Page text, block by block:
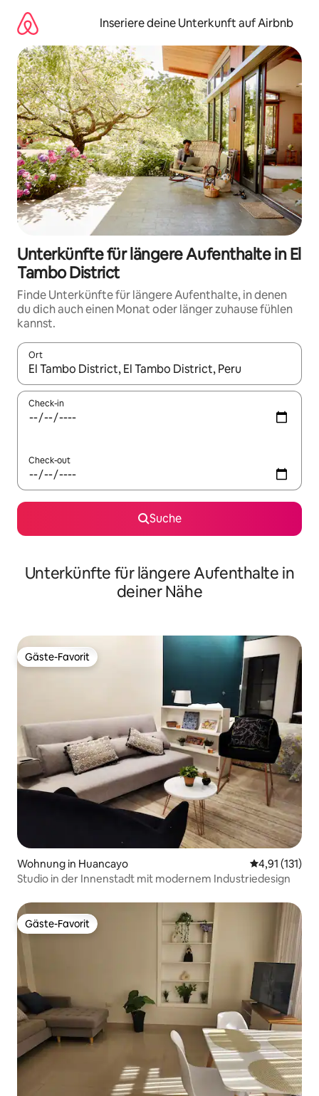
Inhalten
springen
Inseriere deine Unterkunft auf Airbnb
Unterkünfte für längere Aufenthalte in El
Tambo District
Finde Unterkünfte für längere Aufenthalte, in denen
du dich auch einen Monat oder länger zuhause fühlen
kannst.
Ort
Wenn Ergebnisse verfügbar sind, navigiere mit den
Check-in
Check-out
Suche
Unterkünfte für längere Aufenthalte in
deiner Nähe
Gäste-Favorit
Gäste-Favorit
Wohnung in Huancayo
4,91 (131)
Studio in der Innenstadt mit modernem Industriedesign
Gäste-Favorit
Gäste-Favorit